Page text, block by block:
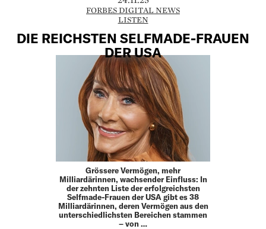
FORBES DIGITAL NEWS
LISTEN
DIE REICHSTEN SELFMADE-FRAUEN
DER USA
Grössere Vermögen, mehr
Milliardärinnen, wachsender Einfluss: In
der zehnten Liste der erfolgreichsten
Selfmade-Frauen der USA gibt es 38
Milliardärinnen, deren Vermögen aus den
unterschiedlichsten Bereichen stammen
– von …